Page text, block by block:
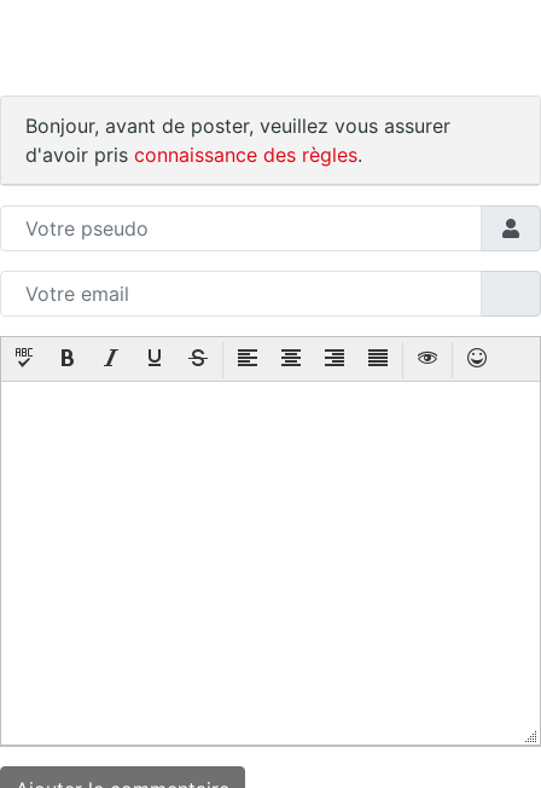
Bonjour, avant de poster, veuillez vous assurer
d'avoir pris connaissance des règles.